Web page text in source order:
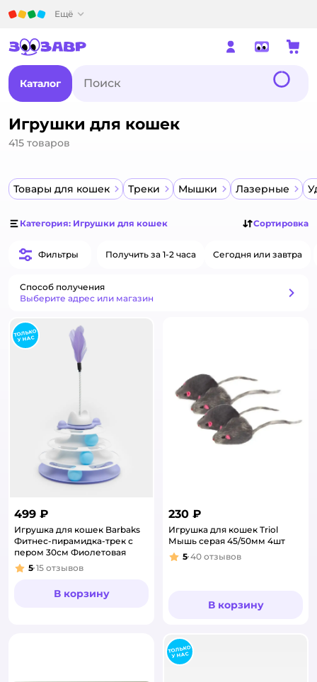
Ещё
Каталог
Игрушки для кошек
415 товаров
Товары для кошек Треки Мышки Лазерные
Категория: Игрушки для кошек Сортировка
Фильтры Получить за 1-2 часа Сегодня или завтра
Способ получения
Выберите адрес или магазин
499 ₽
Игрушка для кошек Barbaks
Фитнес-пирамидка-трек с
пером 30см Фиолетовая
Рейтинг:
5 15 отзывов
В корзину
230 ₽
Игрушка для кошек Triol
Мышь серая 45/50мм 4шт
Рейтинг:
5 40 отзывов
В корзину